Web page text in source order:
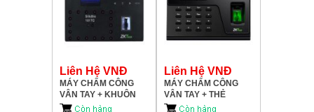
Liên Hệ VNĐ
MÁY CHẤM CÔNG
VÂN TAY + KHUÔN
MẶT ZKTECO
Liên Hệ VNĐ
MÁY CHẤM CÔNG
VÂN TAY + THẺ
ZKTECO UA760/ID